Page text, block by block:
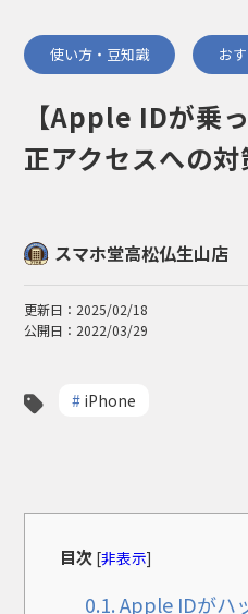
使い方・豆知識 お
【Apple IDが乗
正アクセスへの対
スマホ堂高松仏生山店
更新日：2025/02/18
公開日：2022/03/29
# iPhone
目次 [非表示]
0.1.Apple IDがハ